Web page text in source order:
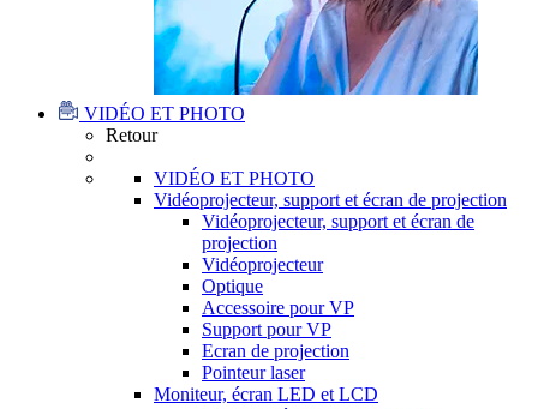
VIDÉO ET PHOTO
Retour
VIDÉO ET PHOTO
Vidéoprojecteur, support et écran de projection
Vidéoprojecteur, support et écran de
projection
Vidéoprojecteur
Optique
Accessoire pour VP
Support pour VP
Ecran de projection
Pointeur laser
Moniteur, écran LED et LCD